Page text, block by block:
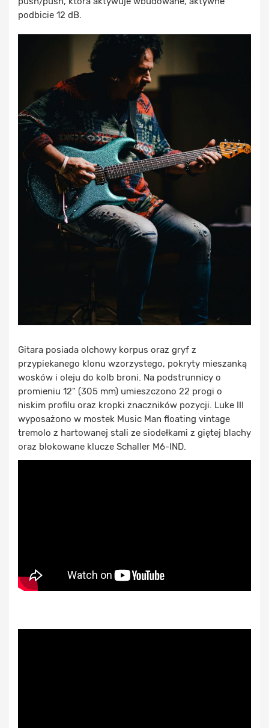
podbicie 12 dB.
Gitara posiada olchowy korpus oraz gryf z
przypiekanego klonu wzorzystego, pokryty mieszanką
wosków i oleju do kolb broni. Na podstrunnicy o
promieniu 12" (305 mm) umieszczono 22 progi o
niskim profilu oraz kropki znaczników pozycji. Luke III
wyposażono w mostek Music Man floating vintage
tremolo z hartowanej stali ze siodełkami z giętej blachy
oraz blokowane klucze Schaller M6-IND.